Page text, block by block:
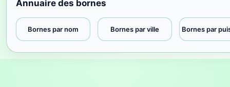
Annuaire des bornes
Bornes par nom Bornes par ville Bornes par